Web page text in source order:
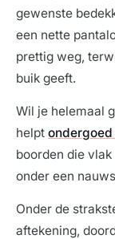
gewenste
een nette
prettig weg,
buik geeft.
Wil je helemaal
helpt
boorden die
onder een
Onder de
aftekening,